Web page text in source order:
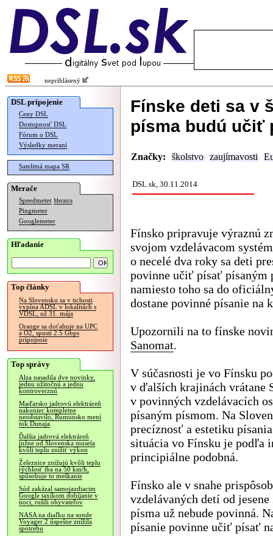
neprihlásený
DSL pripojenie
Ceny DSL
Dostupnosť DSL
Fórum o DSL
Výsledky meraní
Satelitná mapa SR
Merače
Speedmeter Merania
Pingmeter
Googlemeter
Hľadanie
Top články
Na Slovensku sa v tichosti
vypína ADSL v lokalitách s
VDSL, už 31. mája
Orange sa doťahuje na UPC
a O2, spustí 2.5 Gbps
pripojenie
Top správy
Alza nasadila dve novinky,
jednu užitočnú a jednu
kontroverznú
Maďarsko jadrovú elektráreň
nakoniec kompletne
neodstavilo, Rumunsko mení
tok Dunaja
Ďalšia jadrová elektráreň
južne od Slovenska musela
kvôli teplu znížiť výkon
Železnice znižujú kvôli teplu
rýchlosť iba na 50 km/h,
spôsobuje to meškanie
Súd zakázal samojazdiacim
Google taxíkom dobíjanie v
noci, rušili obyvateľov
NASA na diaľku na sonde
Voyager 2 úspešne znížila
spotrebu
Fínske deti sa v
písma budú učiť
Značky: školstvo zaujímavosti
DSL.sk, 30.11.2014
Fínsko pripravuje výraznú
svojom vzdelávacom
o necelé dva roky sa deti
povinne učiť písať písaným
namiesto toho sa do
dostane povinné písanie na
Upozornili na to fínske
Sanomat.
V súčasnosti je vo Fínsku
v ďalších krajinách vrátane
v povinných vzdelávacích
písaným písmom. Na
precíznosť a estetiku
situácia vo Fínsku je podľa
principiálne podobná.
Fínsko ale v snahe
vzdelávaných detí od
písma už nebude povinná.
písanie povinne učiť písať